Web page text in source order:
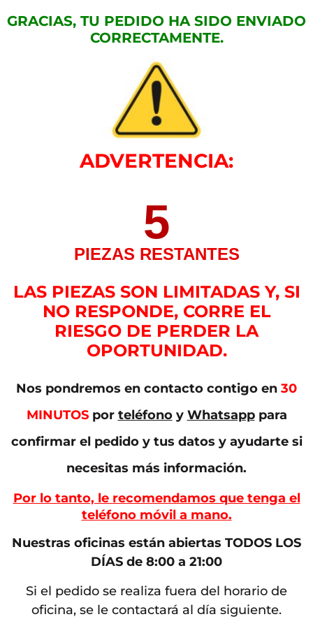
GRACIAS, TU PEDIDO HA SIDO ENVIADO
CORRECTAMENTE.
ADVERTENCIA:
PIEZAS RESTANTES
5
LAS PIEZAS SON LIMITADAS Y, SI
NO RESPONDE, CORRE EL
RIESGO DE PERDER LA
OPORTUNIDAD.
Nos pondremos en contacto contigo en 30
MINUTOSpor teléfonoy Whatsapppara
confirmar el pedido y tus datos y ayudarte si
necesitas más información.
Por lo tanto, le recomendamos que tenga el
teléfono móvil a mano.
Nuestras oficinas están abiertas TODOS LOS
DÍAS de 8:00 a 21:00
Si el pedido se realiza fuera del horario de
oficina, se le contactará al día siguiente.